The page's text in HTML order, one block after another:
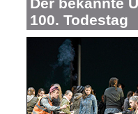
100. Todestag